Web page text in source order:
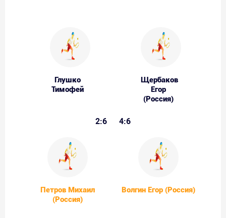
Глушко
Тимофей
Щербаков
Егор
(Россия)
2:6 4:6
Петров Михаил
(Россия)
Волгин Егор (Россия)